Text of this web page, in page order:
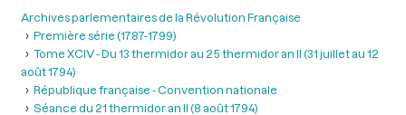
Archives parlementaires de la Révolution Française
Première série (1787-1799)
Tome XCIV - Du 13 thermidor au 25 thermidor an II (31 juillet au 12
août 1794)
République française - Convention nationale
Séance du 21 thermidor an II (8 août 1794)